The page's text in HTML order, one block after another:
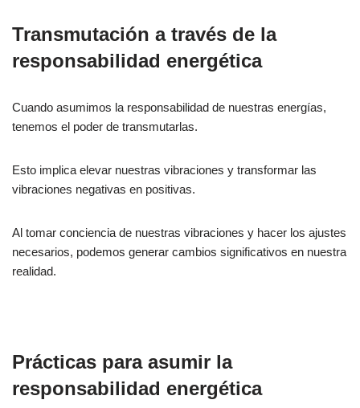
Transmutación a través de la
responsabilidad energética
Cuando asumimos la responsabilidad de nuestras energías,
tenemos el poder de transmutarlas.
Esto implica elevar nuestras vibraciones y transformar las
vibraciones negativas en positivas.
Al tomar conciencia de nuestras vibraciones y hacer los ajustes
necesarios, podemos generar cambios significativos en nuestra
realidad.
Prácticas para asumir la
responsabilidad energética